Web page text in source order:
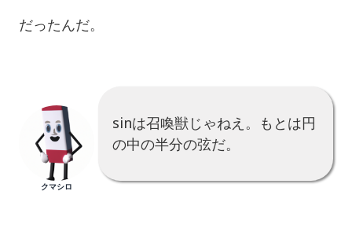
だったんだ。
クマシロ
sinは召喚獣じゃねえ。もとは円
の中の半分の弦だ。